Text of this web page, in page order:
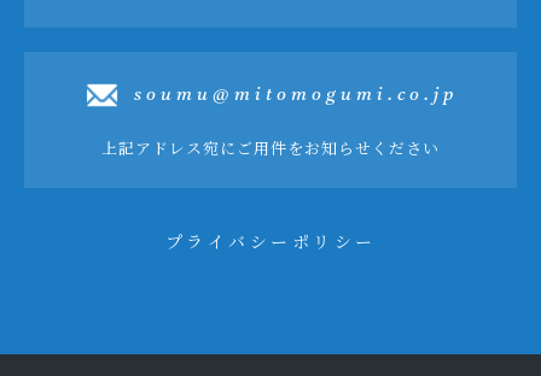
soumu@mitomogumi.co.jp
上記アドレス宛にご用件をお知らせください
プライバシーポリシー